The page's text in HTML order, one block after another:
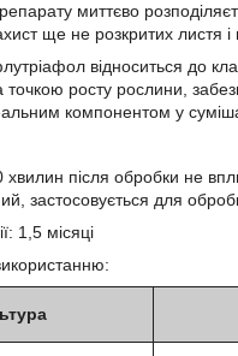
миттєво
ще не розкритих листя і
відноситься до
точкою росту рослини,
компонентом у
після обробки не
застосовується для
1,5 місяці